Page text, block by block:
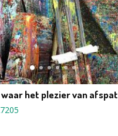
het plezier van afspat